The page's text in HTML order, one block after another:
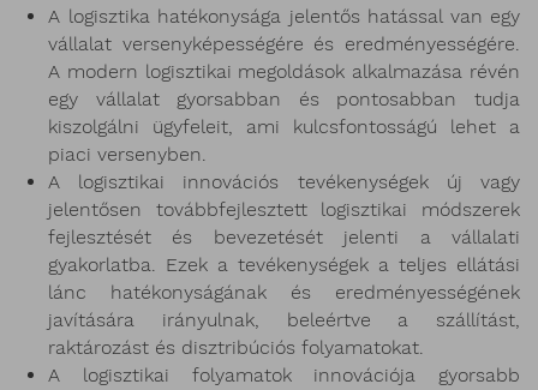
A logisztika hatékonysága jelentős hatással van egy
vállalat versenyképességére és eredményességére.
A modern logisztikai megoldások alkalmazása révén
egy vállalat gyorsabban és pontosabban tudja
kiszolgálni ügyfeleit, ami kulcsfontosságú lehet a
piaci versenyben.
A logisztikai innovációs tevékenységek új vagy
jelentősen továbbfejlesztett logisztikai módszerek
fejlesztését és bevezetését jelenti a vállalati
gyakorlatba. Ezek a tevékenységek a teljes ellátási
lánc hatékonyságának és eredményességének
javítására irányulnak, beleértve a szállítást,
raktározást és disztribúciós folyamatokat.
A logisztikai folyamatok innovációja gyorsabb